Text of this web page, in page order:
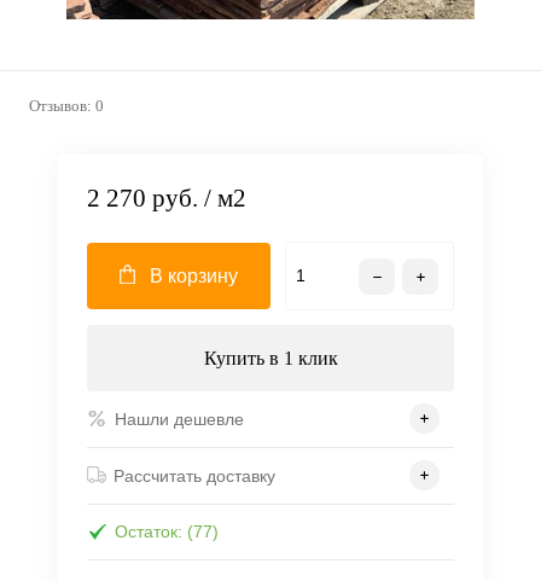
Отзывов: 0
2 270 руб. / м2
В корзину
Купить в 1 клик
Нашли дешевле
Рассчитать доставку
Остаток: (77)